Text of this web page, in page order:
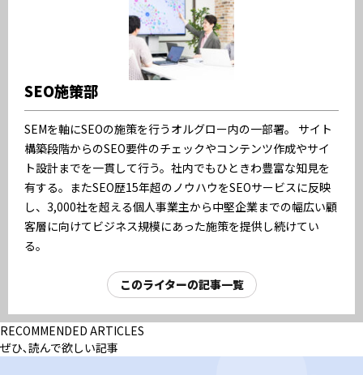
SEO施策部
SEMを軸にSEOの施策を行うオルグロー内の一部署。 サイト
構築段階からのSEO要件のチェックやコンテンツ作成やサイ
ト設計までを一貫して行う。社内でもひときわ豊富な知見を
有する。またSEO歴15年超のノウハウをSEOサービスに反映
し、3,000社を超える個人事業主から中堅企業までの幅広い顧
客層に向けてビジネス規模にあった施策を提供し続けてい
る。
このライターの記事一覧
RECOMMENDED ARTICLES
ぜひ､読んで欲しい記事